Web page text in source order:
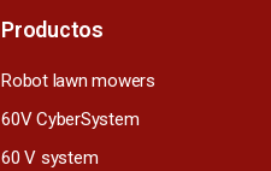
Productos
Robot lawn mowers
60V CyberSystem
60 V system